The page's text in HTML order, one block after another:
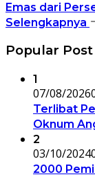
Emas dari
Selengkapnya
Popular Post
1
07/08/2026
Terlibat
Oknum
2
03/10/2024
2000